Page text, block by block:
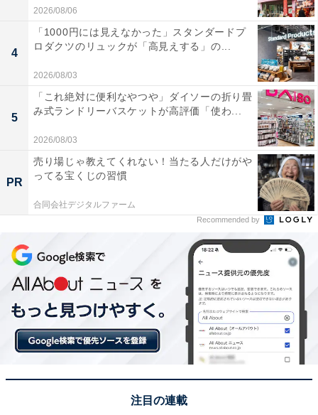
オーディオテクニカのスピーカー「AT-SP3X WH」には
以下のような口コミが寄せられています。
コンパクトなサイズなのに驚くほどパワフルで、臨
場感あふれるクリアなサウンドが部屋全体に広がり
Bluetooth接続がとてもスムーズで、スマホとPCを
切り替えることなく同時に繋げておけるのが便利で
ホワイトの色合いがとてもお洒落で、デスクの上や
インテリアに違和感なく溶け込んで気に入っていま
す
配線をスッキリさせてワイヤレスで上質な音楽を楽しみ
たい人や、インテリアに馴染む美しいスピーカーを探し
2026/08/06
4
「1000円には見えなかった」スタンダードプ
ロダクツのリュックが「高見えする」の...
2026/08/03
5
「これ絶対に便利なやつや」ダイソーの折り畳
み式ランドリーバスケットが高評価「使わ...
2026/08/03
PR
売り場じゃ教えてくれない！当たる人だけがや
ってる宝くじの習慣
合同会社デジタルファーム
Recommended by
注目の連載